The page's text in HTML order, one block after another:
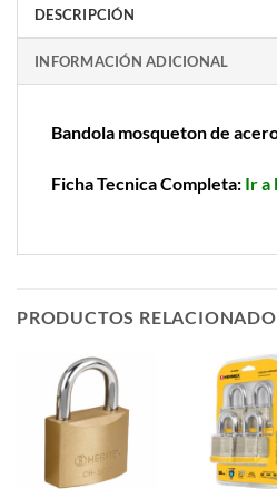
DESCRIPCIÓN
INFORMACIÓN ADICIONAL
Bandola mosqueton de
Ficha Tecnica Completa: Ir a
PRODUCTOS